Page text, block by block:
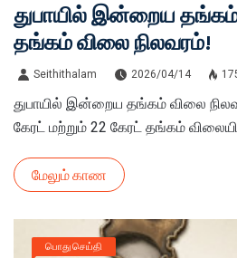
துபாயில் இன்றைய
தங்கம் விலை நிலவரம்!
Seithithalam 2026/04/14
துபாயில் இன்றைய தங்கம் விலை
கேரட் மற்றும் 22 கேரட் தங்கம்
மேலும் காண
பொது செய்தி